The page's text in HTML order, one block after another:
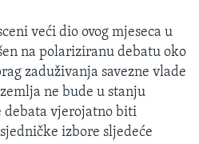
veći dio ovog mjeseca u
na polariziranu debatu oko
zaduživanja savezne vlade
ne bude u stanju
debata vjerojatno biti
izbore sljedeće